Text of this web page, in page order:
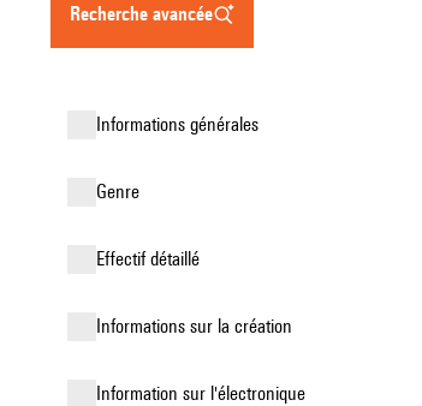
recherche avancée
informations générales
genre
effectif détaillé
informations sur la création
Information sur l'électronique